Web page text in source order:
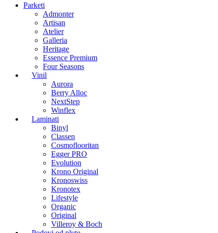
Parketi
Admonter
Artisan
Atelier
Galleria
Heritage
Essence Premium
Four Seasons
Vinil
Aurora
Berry Alloc
NextStep
Winflex
Laminati
Binyl
Classen
Cosmoflooritan
Egger PRO
Evolution
Krono Original
Kronoswiss
Kronotex
Lifestyle
Organic
Original
Villeroy & Boch